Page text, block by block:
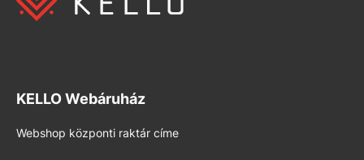
KELLO Webáruház
Webshop központi raktár címe